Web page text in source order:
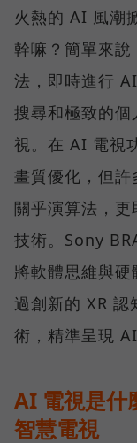
火熱的 AI 風潮
幹嘛？簡單來
法，即時進行
搜尋和極致的
視。在 AI 電視
畫質優化，但
關乎演算法，
技術。Sony
將軟體思維與
過創新的 XR
術，精準呈現
AI 電視是什
智慧電視